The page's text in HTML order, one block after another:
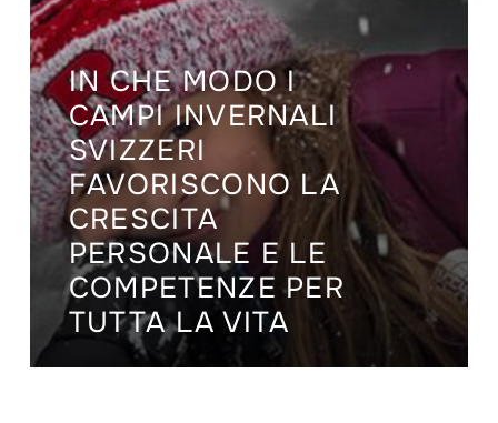
IN CHE MODO I
CAMPI INVERNALI
SVIZZERI
FAVORISCONO LA
CRESCITA
PERSONALE E LE
COMPETENZE PER
TUTTA LA VITA